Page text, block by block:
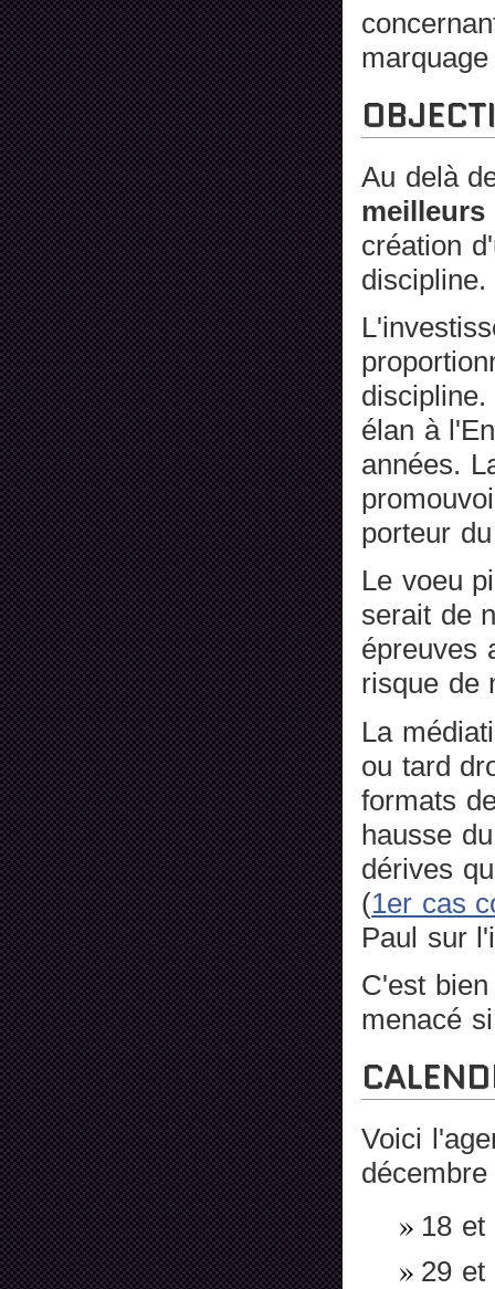
Au delà
création
discipline.
élan à
années.
porteur
Le voeu
serait de
épreuves
risque de
La
ou tard
formats
hausse
dérives
(1er cas
Paul sur
C'est
menacé
Voici
18 et
29 et